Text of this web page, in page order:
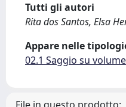
Tutti gli autori
Rita dos Santos, Elsa
Appare nelle
02.1 Saggio su